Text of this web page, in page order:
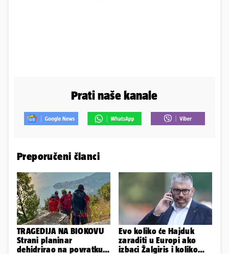
Prati naše kanale
Preporučeni članci
TRAGEDIJA NA BIOKOVU
Strani planinar
dehidrirao na povratku s
Evo koliko će Hajduk
zaraditi u Europi ako
izbaci Žalgiris i koliko